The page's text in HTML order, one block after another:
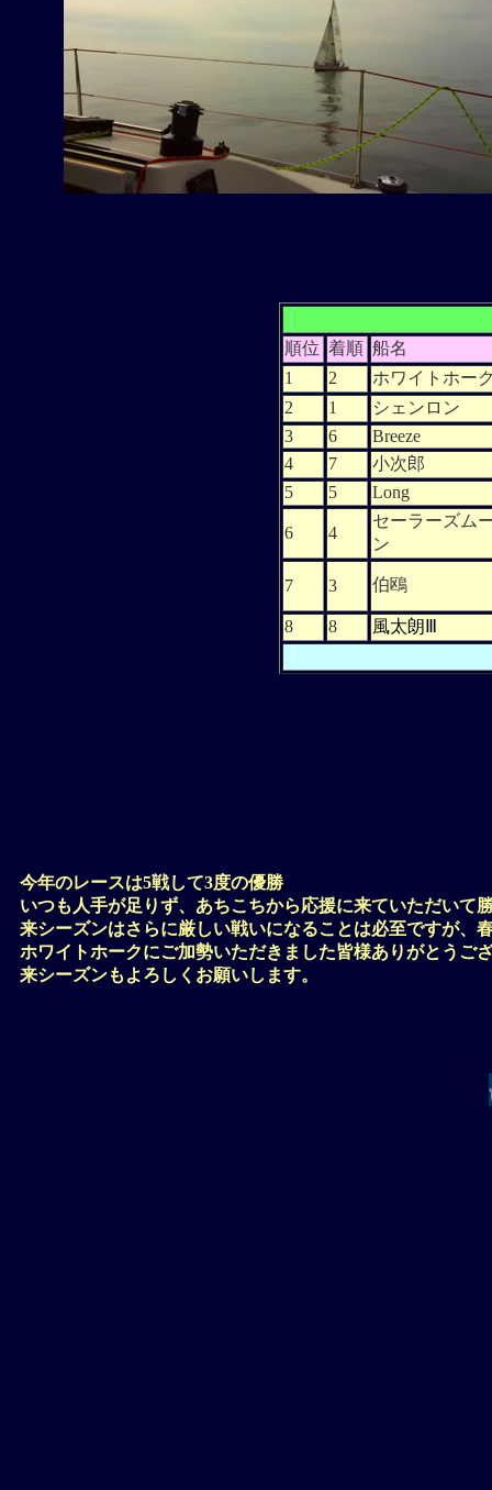
順位 着順 船名
1
2
ホワイトホー
2
1
シェンロン
3
6
Breeze
4
7
小次郎
5
5 Long
6 4
セーラーズム
ン
7 3 伯鴎
8 8 風太朗Ⅲ
今年のレースは5戦して3度の優勝
いつも人手が足りず、あちこちから応援に来ていただいて
来シーズンはさらに厳しい戦いになることは必至ですが、
ホワイトホークにご加勢いただきました皆様ありがとうご
来シーズンもよろしくお願いします。